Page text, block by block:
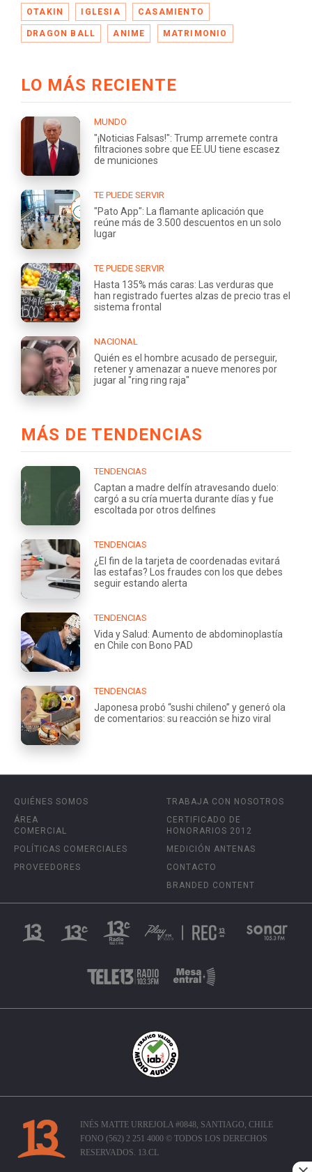
OTAKIN IGLESIA CASAMIENTO
DRAGON BALL ANIME MATRIMONIO
LO MÁS RECIENTE
MUNDO
"¡Noticias Falsas!": Trump arremete contra
filtraciones sobre que EE.UU tiene escasez
de municiones
TE PUEDE SERVIR
"Pato App": La flamante aplicación que
reúne más de 3.500 descuentos en un solo
lugar
TE PUEDE SERVIR
Hasta 135% más caras: Las verduras que
han registrado fuertes alzas de precio tras el
sistema frontal
NACIONAL
Quién es el hombre acusado de perseguir,
retener y amenazar a nueve menores por
jugar al "ring ring raja"
MÁS DE TENDENCIAS
TENDENCIAS
Captan a madre delfín atravesando duelo:
cargó a su cría muerta durante días y fue
escoltada por otros delfines
TENDENCIAS
¿El fin de la tarjeta de coordenadas evitará
las estafas? Los fraudes con los que debes
seguir estando alerta
TENDENCIAS
Vida y Salud: Aumento de abdominoplastía
en Chile con Bono PAD
TENDENCIAS
Japonesa probó “sushi chileno” y generó ola
de comentarios: su reacción se hizo viral
QUIÉNES SOMOS
ÁREA
COMERCIAL
POLÍTICAS COMERCIALES
PROVEEDORES
TRABAJA CON NOSOTROS
CERTIFICADO DE
HONORARIOS 2012
MEDICIÓN ANTENAS
CONTACTO
BRANDED CONTENT
INÉS MATTE URREJOLA #0848, SANTIAGO, CHILE
FONO (562) 2 251 4000 © TODOS LOS DERECHOS
RESERVADOS. 13.CL